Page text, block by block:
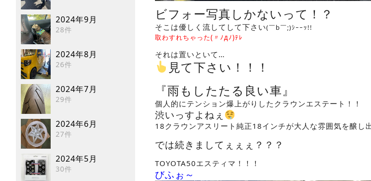
2024年9月
28件
2024年8月
26件
2024年7月
29件
2024年6月
27件
2024年5月
30件
ビフォー写真しかないって！？
そこは優しく流してして下さい(￣b￣;)ｼｰｰｯ!!
取わすれちゃった(〃 ﾉдﾉ)ﾃﾚ
それは置いといて…
見て下さい！！！
『雨もしたたる良い車』
個人的にテンション爆上がりしたクラウンエステート！！
渋いっすよねぇ
18クラウンアスリート純正18インチが大人な雰囲気を醸し
では続きましてぇぇぇ？？？
TOYOTA50エスティマ！！！
びふぉ～